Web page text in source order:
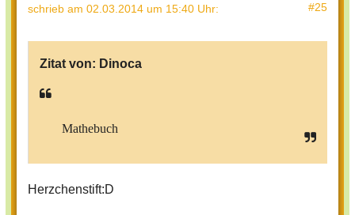
schrieb am 02.03.2014 um 15:40 Uhr: #25
Zitat von: Dinoca
Mathebuch
Herzchenstift:D